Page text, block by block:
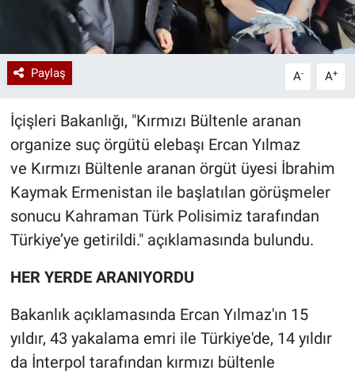
Paylaş A- A+
İçişleri Bakanlığı, "Kırmızı Bültenle aranan
organize suç örgütü elebaşı Ercan Yılmaz
ve Kırmızı Bültenle aranan örgüt üyesi İbrahim
Kaymak Ermenistan ile başlatılan görüşmeler
sonucu Kahraman Türk Polisimiz tarafından
Türkiye’ye getirildi." açıklamasında bulundu.
HER YERDE ARANIYORDU
Bakanlık açıklamasında Ercan Yılmaz'ın 15
yıldır, 43 yakalama emri ile Türkiye'de, 14 yıldır
da İnterpol tarafından kırmızı bültenle
Teknoloji
Ramazan